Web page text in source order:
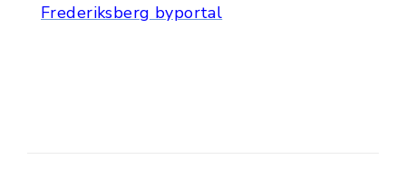
Frederiksberg byportal